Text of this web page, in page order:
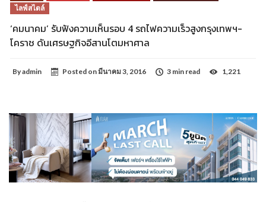
ไลฟ์สไตล์
‘คมนาคม’ รับฟังความเห็นรอบ 4 รถไฟความเร็วสูงกรุงเทพฯ-
โคราช ดันเศรษฐกิจอีสานโตมหาศาล
Byadmin Posted onมีนาคม 3, 2016 3 min read 1,221